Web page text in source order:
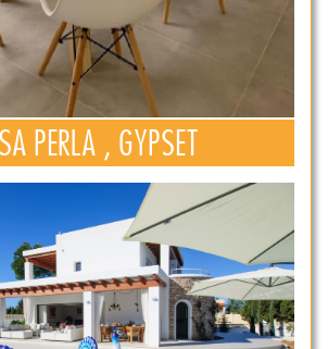
PERLA , GYPSET